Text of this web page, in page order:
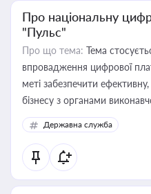
Про національну
"Пульс"
Про що тема: Тема
впровадження цифрової
меті забезпечити
бізнесу з органами
Державна служба